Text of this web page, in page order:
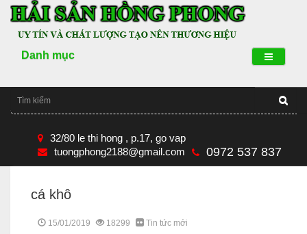
Danh mục
32/80 le thi hong , p.17, go vap
tuongphong2188@gmail.com
0972 537 837
cá khô
15/01/2019 18299 Tin tức mới